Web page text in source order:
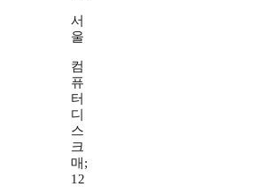
서
울
컴
퓨
터
디
스
크
매;
12